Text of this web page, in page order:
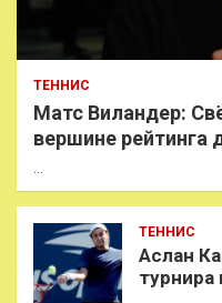
ТЕННИС
Матс Виландер:
вершине рейтинга
…
ТЕННИС
Аслан